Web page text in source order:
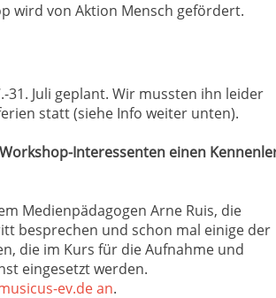
wird von Aktion Mensch gefördert.
Juli geplant. Wir mussten ihn leider
statt (siehe Info weiter unten).
Interessenten einen
Medienpädagogen Arne Ruis, die
besprechen und schon mal einige der
die im Kurs für die Aufnahme und
eingesetzt werden.
ev.de an.